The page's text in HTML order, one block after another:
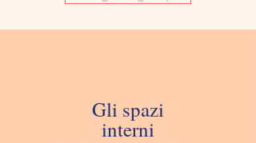
Gli spazi
interni